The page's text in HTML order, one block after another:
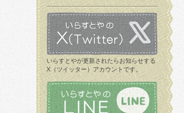
いらすとやが更新されたらお知らせする
X（ツイッター）アカウントです。